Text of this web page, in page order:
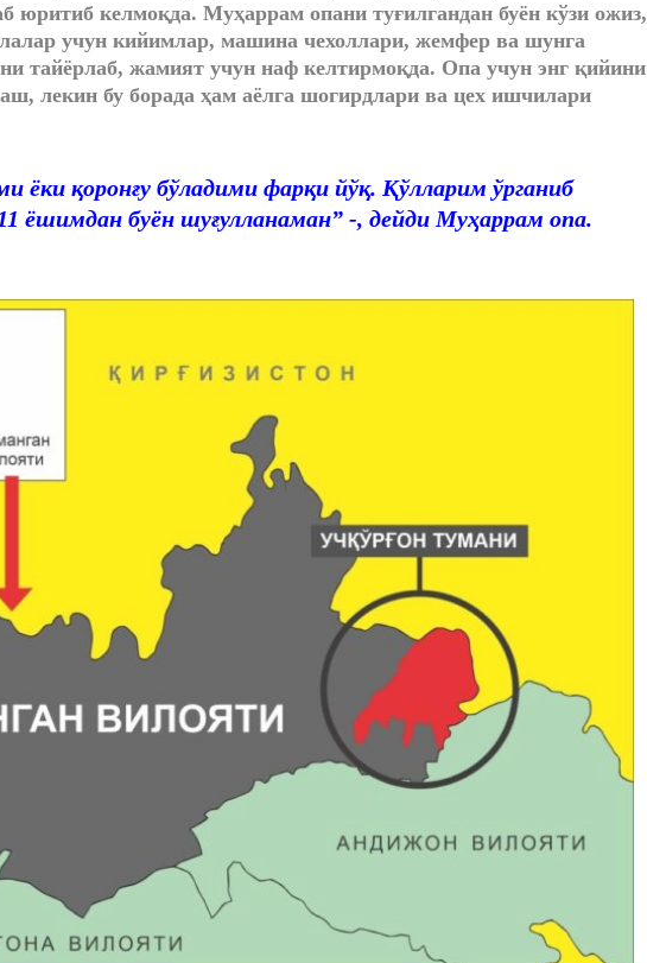
юритиб келмоқда. Муҳаррам опани туғилгандан буён кўзи ожиз,
учун кийимлар, машина чехоллари, жемфер ва шунга
тайёрлаб, жамият учун наф келтирмоқда. Опа учун энг қийини
лекин бу борада ҳам аёлга шогирдлари ва цех ишчилари
ёки қоронғу бўладими фарқи йўқ. Қўлларим ўрганиб
ёшимдан буён шуғулланаман” -, дейди Муҳаррам опа.